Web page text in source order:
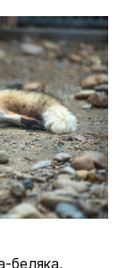
беляка,